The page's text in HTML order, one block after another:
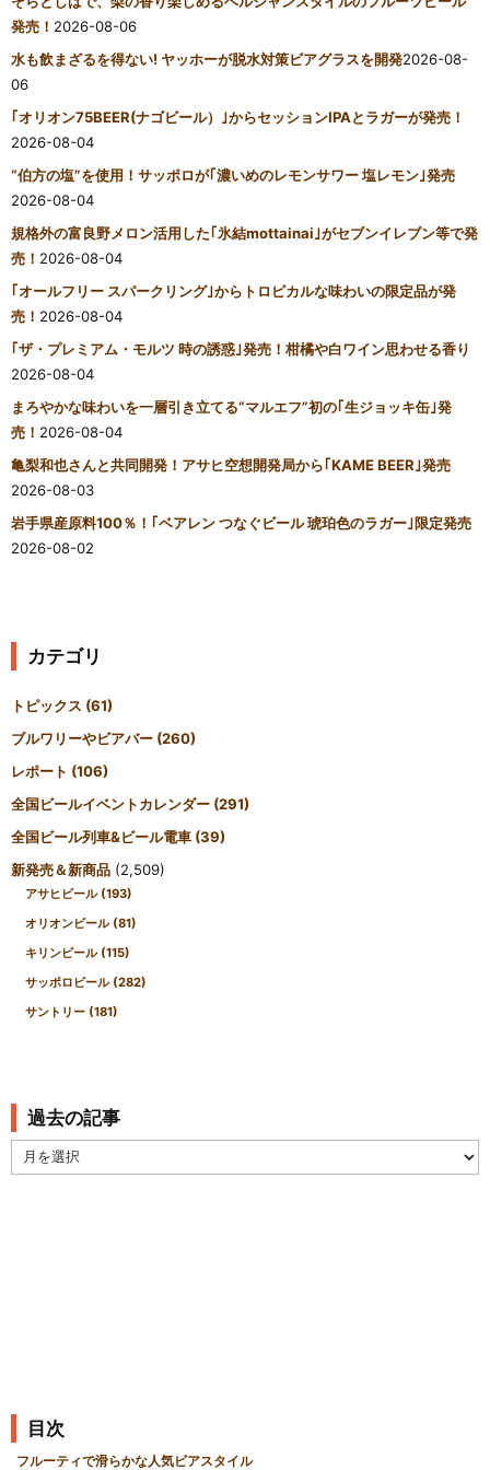
発売！ 2026-08-06
水も飲まざるを得ない! ヤッホーが脱水対策ビアグラスを開発2026-08-
06
｢オリオン75BEER(ナゴビール）｣からセッションIPAとラガーが発売！
2026-08-04
“伯方の塩”を使用！サッポロが｢濃いめのレモンサワー 塩レモン｣発売
2026-08-04
規格外の富良野メロン活用した｢氷結mottainai｣がセブンイレブン等で発
売！ 2026-08-04
｢オールフリー スパークリング｣からトロピカルな味わいの限定品が発
売！ 2026-08-04
｢ザ・プレミアム・モルツ 時の誘惑｣発売！柑橘や白ワイン思わせる香り
2026-08-04
まろやかな味わいを一層引き立てる“マルエフ”初の｢生ジョッキ缶｣発
売！ 2026-08-04
亀梨和也さんと共同開発！アサヒ空想開発局から｢KAME BEER｣発売
2026-08-03
岩手県産原料100％！｢ベアレン つなぐビール 琥珀色のラガー｣限定発売
2026-08-02
カテゴリ
トピックス (61)
ブルワリーやビアバー (260)
レポート (106)
全国ビールイベントカレンダー (291)
全国ビール列車&ビール電車 (39)
新発売＆新商品 (2,509)
アサヒビール (193)
オリオンビール (81)
キリンビール (115)
サッポロビール (282)
サントリー (181)
過去の記事
去
目次
フルーティで滑らかな人気ビアスタイル